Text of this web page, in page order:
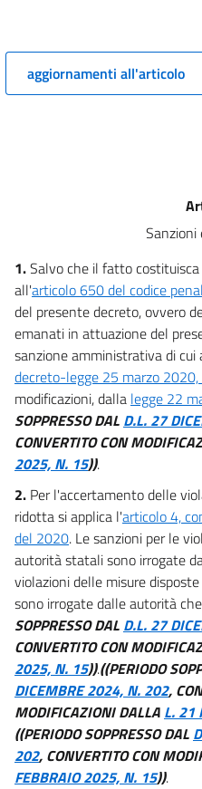
aggiornamenti all'articolo
1.Salvo che il fatto
all'articolo 650 del codice
del presente decreto, ovvero
emanati in attuazione del
sanzione amministrativa di cui
decreto-legge 25 marzo 2020,
modificazioni, dalla legge 22
SOPPRESSO DAL D.L. 27
CONVERTITO CON
2025, N. 15)).
2. Per l'accertamento delle
ridotta si applica l'articolo 4,
del 2020. Le sanzioni per le
autorità statali sono irrogate
violazioni delle misure
sono irrogate dalle autorità
SOPPRESSO DAL D.L. 27
CONVERTITO CON
2025, N. 15)).((PERIODO
DICEMBRE 2024, N. 202,
MODIFICAZIONI DALLA L. 21
((PERIODO SOPPRESSO DAL
202, CONVERTITO CON
FEBBRAIO 2025, N. 15)).